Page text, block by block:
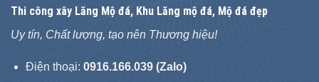
Thi công xây Lăng Mộ đá, Khu Lăng mộ đá, Mộ đá đẹp
Uy tín, Chất lượng, tạo nên Thương hiệu!
Điện thoại: 0916.166.039 (Zalo)